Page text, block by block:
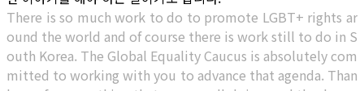
There is so much work to do to promote LGBT+ rights ar
ound the world and of course there is work still to do in S
outh Korea. The Global Equality Caucus is absolutely com
mitted to working with you to advance that agenda. Than